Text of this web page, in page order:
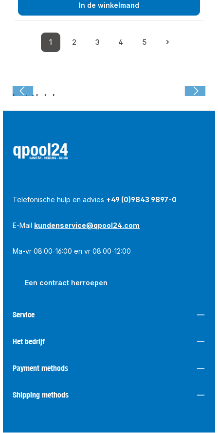
In de winkelmand
Pagina
1
Pagina
2
Pagina
3
Pagina
4
Pagina
5
Laatst bekeken:
Telefonische hulp en advies +49 (0)9843 9897-0
E-Mail kundenservice@qpool24.com
Ma-vr 08:00-16:00 en vr 08:00-12:00
Een contract herroepen
Service
Het bedrijf
Payment methods
Shipping methods